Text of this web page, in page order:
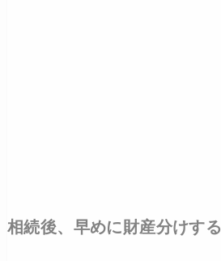
相続後、早めに財産分けする